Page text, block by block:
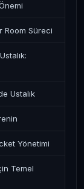
Room Süreci
Ustalık
Yönetimi
Temel